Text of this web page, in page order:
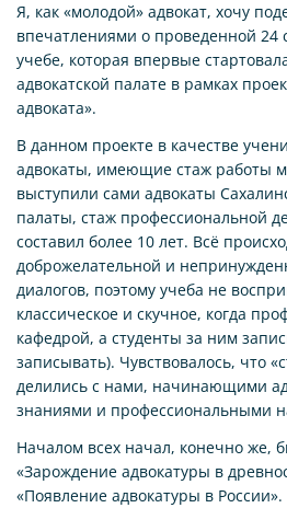
Я, как «молодой» адвокат, хочу
впечатлениями о проведенной 24
учебе, которая впервые
адвокатской палате в рамках
адвоката».
В данном проекте в качестве
адвокаты, имеющие стаж работы
выступили сами адвокаты
палаты, стаж профессиональной
составил более 10 лет. Всё
доброжелательной и
диалогов, поэтому учеба не
классическое и скучное, когда
кафедрой, а студенты за ним
записывать). Чувствовалось, что
делились с нами, начинающими
знаниями и профессиональными
Началом всех начал, конечно же,
«Зарождение адвокатуры в
«Появление адвокатуры в